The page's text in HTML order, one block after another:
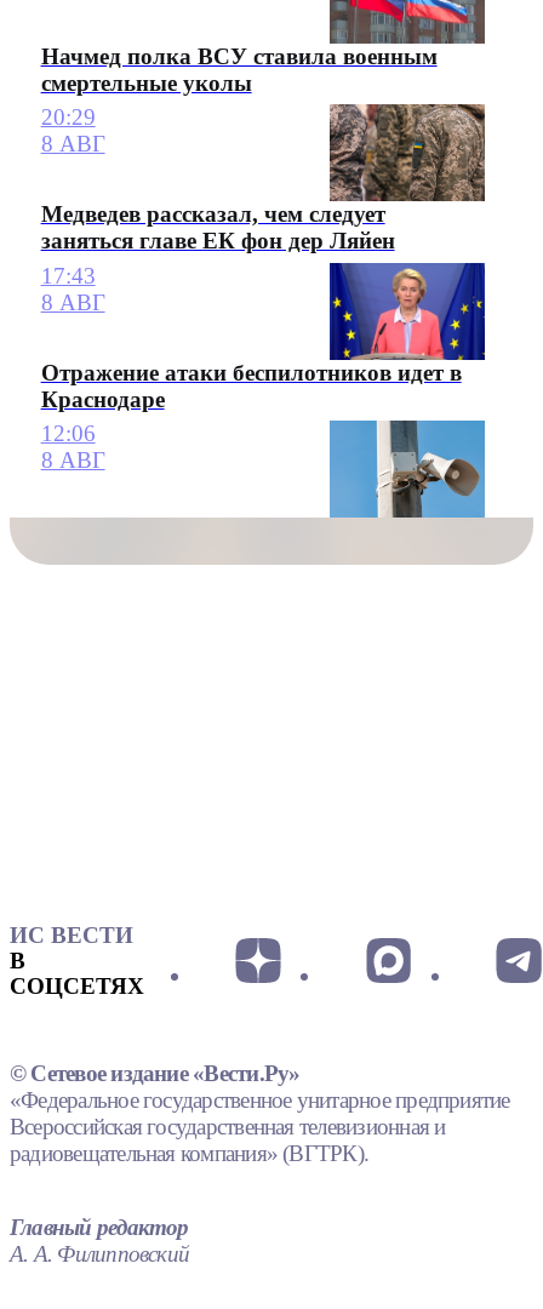
Начмед полка ВСУ ставила военным
смертельные уколы
20:29
8 АВГ
Медведев рассказал, чем следует
заняться главе ЕК фон дер Ляйен
17:43
8 АВГ
Отражение атаки беспилотников идет в
Краснодаре
12:06
8 АВГ
ИС ВЕСТИ
В
СОЦСЕТЯХ
© Сетевое издание «Вести.Ру»
«Федеральное государственное унитарное предприятие
Всероссийская государственная телевизионная и
радиовещательная компания» (ВГТРК).
Главный редактор
А. А. Филипповский